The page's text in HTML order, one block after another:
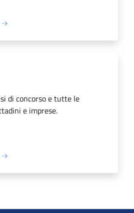
di concorso e tutte le
e imprese.